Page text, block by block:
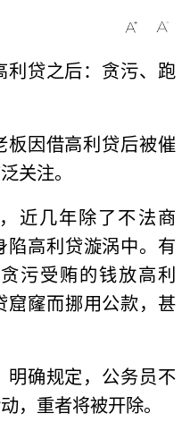
利贷之后：贪污、跑
板因借高利贷后被催
关注。
近几年除了不法商
陷高利贷漩涡中。有
污受贿的钱放高利
窟窿而挪用公款，甚
明确规定，公务员不
，重者将被开除。